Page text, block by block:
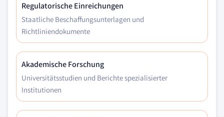
Regulatorische Einreichungen
Staatliche Beschaffungsunterlagen und
Richtliniendokumente
Akademische Forschung
Universitätsstudien und Berichte spezialisierter
Institutionen